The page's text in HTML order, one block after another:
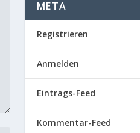
META
Registrieren
Anmelden
Eintrags-Feed
Kommentar-Feed